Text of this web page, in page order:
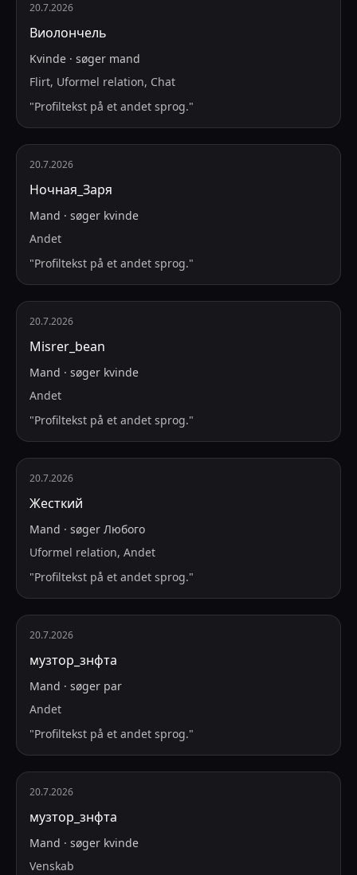
20.7.2026
Виолончель
Kvinde · søger mand
Flirt, Uformel relation, Chat
"Profiltekst på et andet sprog."
20.7.2026
Ночная_Заря
Mand · søger kvinde
Andet
"Profiltekst på et andet sprog."
20.7.2026
Misrer_bean
Mand · søger kvinde
Andet
"Profiltekst på et andet sprog."
20.7.2026
Жесткий
Mand · søger Любого
Uformel relation, Andet
"Profiltekst på et andet sprog."
20.7.2026
музтор_знфта
Mand · søger par
Andet
"Profiltekst på et andet sprog."
20.7.2026
музтор_знфта
Mand · søger kvinde
Venskab